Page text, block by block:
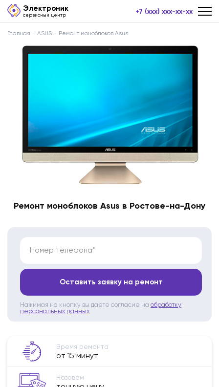
Электроник
сервисный центр +7 (xxx) xxx-xx-xx
Главная ASUS Ремонт моноблоков Asus
Ремонт моноблоков Asus в Ростове-на-Дону
Номер телефона*
Оставить заявку на ремонт
Нажимая на кнопку вы даете согласие на обработку
персональных данных
Время ремонта
от 15 минут
Назовем